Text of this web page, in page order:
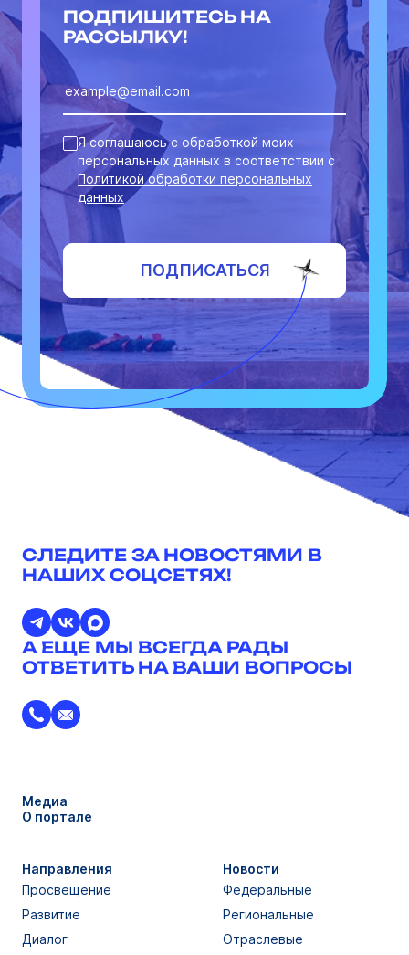
СЛЕДИТЕ ЗА НОВОСТЯМИ В
НАШИХ СОЦСЕТЯХ!
А ЕЩЕ МЫ ВСЕГДА РАДЫ
ОТВЕТИТЬ НА ВАШИ ВОПРОСЫ
ПОДПИШИТЕСЬ НА
РАССЫЛКУ!
Я соглашаюсь с обработкой моих
персональных данных в соответствии с
Политикой обработки персональных
данных
ПОДПИСАТЬСЯ
Медиа
О портале
Направления
Просвещение
Развитие
Диалог
Новости
Федеральные
Региональные
Отраслевые